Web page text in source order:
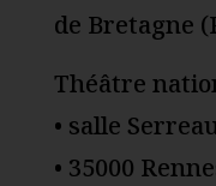
de Bretagne
Théâtre
• salle
• 35000